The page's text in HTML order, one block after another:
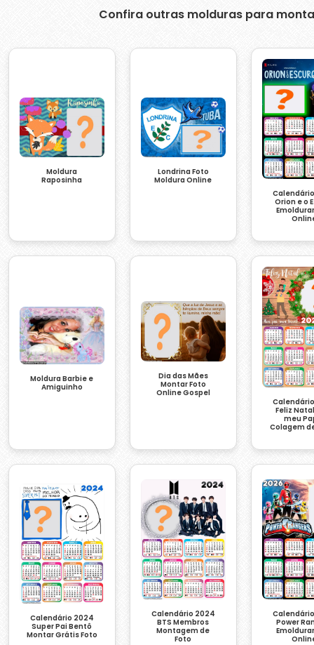
Confira outras molduras para
Moldura
Raposinha
Londrina Foto
Moldura Online
Orion e o
Moldura Barbie e
Amiguinho
Dia das Mães
Montar Foto
Online Gospel
Feliz
meu
Colagem
Calendário 2024
Super Pai Bentô
Montar Grátis Foto
Calendário 2024
BTS Membros
Montagem de
Foto
Power